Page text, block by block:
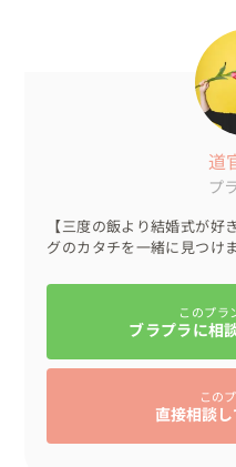
じられないように、フラ
お衣装の手配もこちらでさ
ウェディングドレスもカ
予算を抑えながらも、サ
ドレスのご準備をさせて
11:00　自宅でお仕度
12:00　撮影場所へ車で
14:00　金沢港へ移動
15:00　金沢港内で写真撮
道
プ
【三度の飯より結婚式が
グのカタチを一緒に見つけ
このプラ
ブラプラに相
この
直接相談し